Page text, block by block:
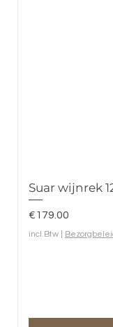
Suar wijnrek
Prijs
€179.00
incl.Btw